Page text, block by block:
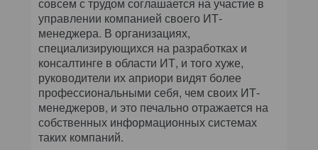
управлении компанией своего ИТ-
менеджера. В организациях,
специализирующихся на разработках и
консалтинге в области ИТ, и того хуже,
руководители их априори видят более
профессиональными себя, чем своих ИТ-
менеджеров, и это печально отражается на
собственных информационных системах
таких компаний.